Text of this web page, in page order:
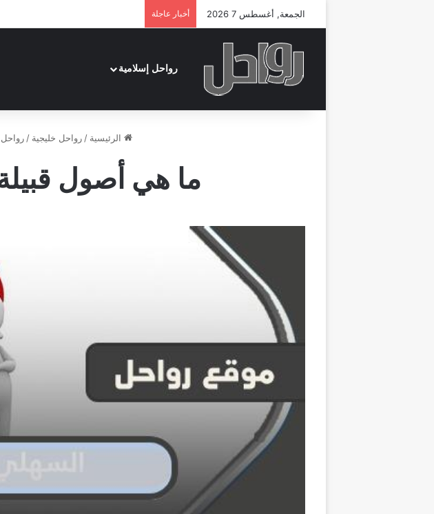
الجمعة, أغسطس 7 2026 أخبار عاجلة
رواحل إسلامية
الرئيسية / رواحل خليجية /
ما هي أصول